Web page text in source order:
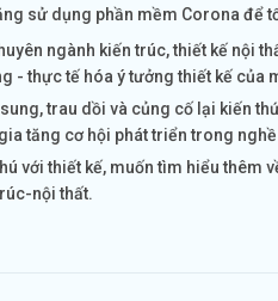
sử dụng phần mềm Corona để
ngành kiến trúc, thiết kế nội
- thực tế hóa ý tưởng thiết kế của
trau dồi và củng cố lại kiến
tăng cơ hội phát triển trong nghề
với thiết kế, muốn tìm hiểu thêm
nội thất.